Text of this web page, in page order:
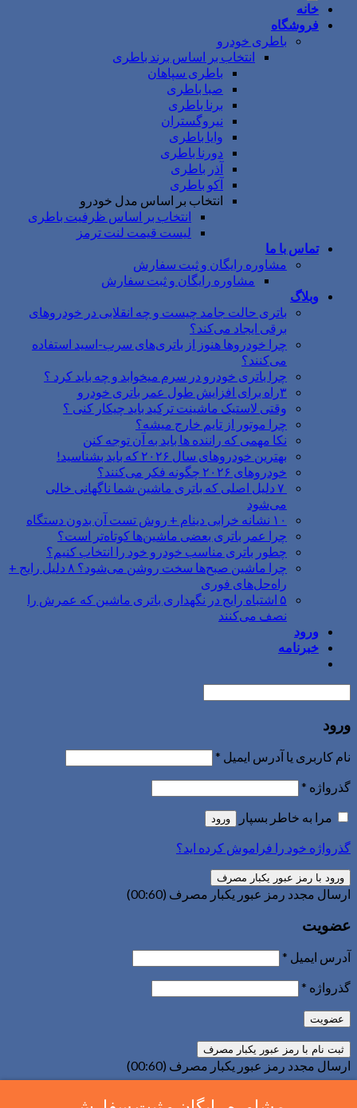
خانه
فروشگاه
باطری خودرو
انتخاب بر اساس برند باطری
باطری سپاهان
صبا باطری
برنا باطری
نیروگستران
وایا باطری
دورنا باطری
آذر باطری
آکو باطری
انتخاب بر اساس مدل خودرو
انتخاب بر اساس ظرفیت باطری
لیست قیمت لنت ترمز
تماس با ما
مشاوره رایگان و ثبت سفارش
مشاوره رایگان و ثبت سفارش
وبلاگ
باتری حالت جامد چیست و چه انقلابی در خودروهای
برقی ایجاد می‌کند؟
چرا خودروها هنوز از باتری‌های سرب-اسید استفاده
می‌کنند؟
چرا باتری خودرو در سرم میخوابد و چه باید کرد ؟
۳راه برای افزایش طول عمر باتری خودرو
وقتی لاستیک ماشینت ترکید باید چیکار کنی ؟
چرا موتور از تایم خارج میشه؟
نکا مهمی که راننده ها باید به آن توجه کنن
بهترین خودروهای سال ۲۰۲۶ که باید بشناسید!
خودروهای ۲۰۲۶ چگونه فکر می‌کنند؟
۷ دلیل اصلی که باتری ماشین شما ناگهانی خالی
می‌شود
۱۰ نشانه خرابی دینام + روش تست آن بدون دستگاه
چرا عمر باتری بعضی ماشین‌ها کوتاه‌تر است؟
چطور باتری مناسب خودرو خود را انتخاب کنیم؟
چرا ماشین صبح‌ها سخت روشن می‌شود؟ ۸ دلیل رایج +
راه‌حل‌های فوری
۵ اشتباه رایج در نگهداری باتری ماشین که عمرش را
نصف می‌کنند
ورود
خبرنامه
ورود
نام کاربری یا آدرس ایمیل *
گذرواژه *
مرا به خاطر بسپار
ورود
گذرواژه خود را فراموش کرده اید؟
ورود با رمز عبور یکبار مصرف
ارسال مجدد رمز عبور یکبار مصرف (00:
60
)
عضویت
آدرس ایمیل *
گذرواژه *
عضویت
ارسال مجدد رمز عبور یکبار مصرف (00:
60
)